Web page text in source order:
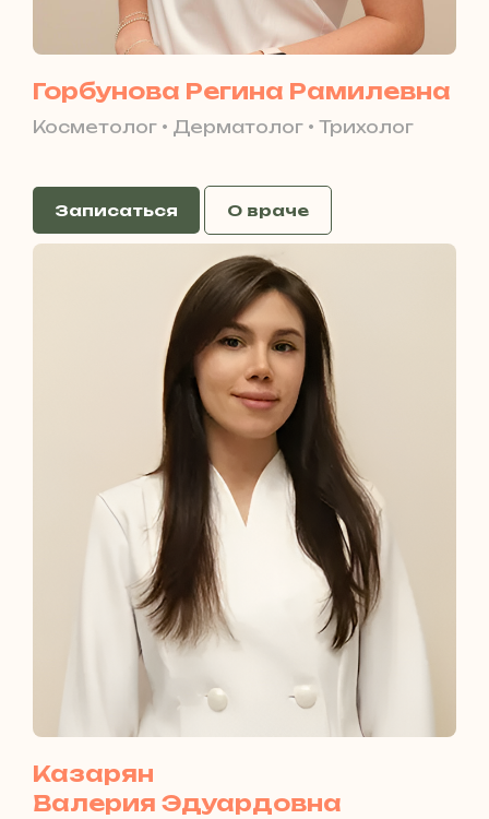
Горбунова Регина Рамилевна
Косметолог • Дерматолог • Трихолог
Записаться О враче
Казарян
Валерия Эдуардовна